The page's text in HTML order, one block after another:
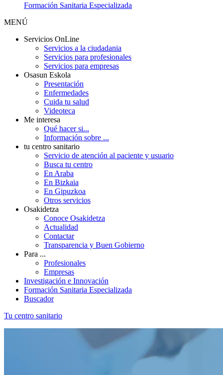
Formación Sanitaria Especializada
MENÚ
Servicios OnLine
Servicios a la ciudadania
Servicios para profesionales
Servicios para empresas
Osasun Eskola
Presentación
Enfermedades
Cuida tu salud
Videoteca
Me interesa
Qué hacer si...
Información sobre ...
tu centro sanitario
Servicio de atención al paciente y usuario
Busca tu centro
En Araba
En Bizkaia
En Gipuzkoa
Otros servicios
Osakidetza
Conoce Osakidetza
Actualidad
Contactar
Transparencia y Buen Gobierno
Para ...
Profesionales
Empresas
Investigación e Innovación
Formación Sanitaria Especializada
Buscador
Tu centro sanitario